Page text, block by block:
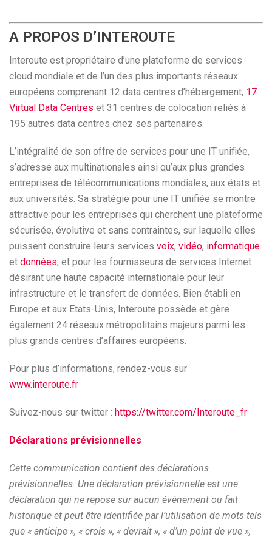
A PROPOS D’INTEROUTE
Interoute est propriétaire d’une plateforme de services
cloud mondiale et de l’un des plus importants réseaux
européens comprenant 12 data centres d’hébergement, 17
Virtual Data Centres et 31 centres de colocation reliés à
195 autres data centres chez ses partenaires.
L’intégralité de son offre de services pour une IT unifiée,
s’adresse aux multinationales ainsi qu’aux plus grandes
entreprises de télécommunications mondiales, aux états et
aux universités. Sa stratégie pour une IT unifiée se montre
attractive pour les entreprises qui cherchent une plateforme
sécurisée, évolutive et sans contraintes, sur laquelle elles
puissent construire leurs services voix, vidéo, informatique
et données, et pour les fournisseurs de services Internet
désirant une haute capacité internationale pour leur
infrastructure et le transfert de données. Bien établi en
Europe et aux Etats-Unis, Interoute possède et gère
également 24 réseaux métropolitains majeurs parmi les
plus grands centres d’affaires européens.
Pour plus d’informations, rendez-vous sur
www.interoute.fr
Suivez-nous sur twitter : https://twitter.com/Interoute_fr
Déclarations prévisionnelles
Cette communication contient des déclarations
prévisionnelles. Une déclaration prévisionnelle est une
déclaration qui ne repose sur aucun événement ou fait
historique et peut être identifiée par l’utilisation de mots tels
que « anticipe », « crois », « devrait », « d’un point de vue »,